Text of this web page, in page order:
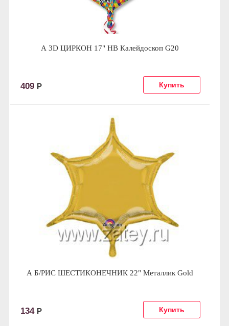
А 3D ЦИРКОН 17" HB Калейдоскоп G20
409 Р
А Б/РИС ШЕСТИКОНЕЧНИК 22" Металлик Gold
134 Р